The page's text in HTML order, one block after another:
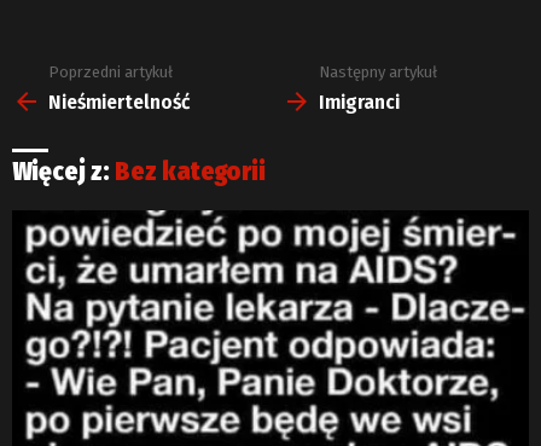
Zobacz
więcej
Poprzedni artykuł
Nieśmiertelność
Następny artykuł
Imigranci
Więcej z: Bez kategorii